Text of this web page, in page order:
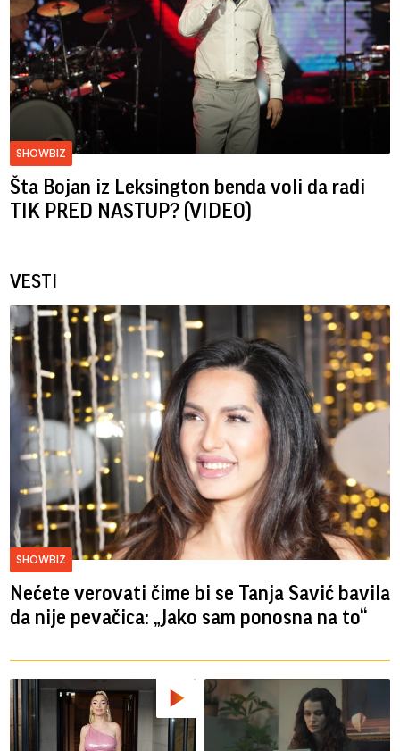
SHOWBIZ
Šta Bojan iz Leksington benda voli da radi
TIK PRED NASTUP? (VIDEO)
VESTI
SHOWBIZ
Nećete verovati čime bi se Tanja Savić bavila
da nije pevačica: „Jako sam ponosna na to“